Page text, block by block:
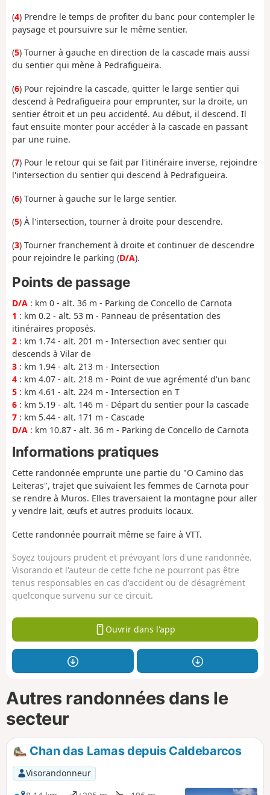
(4) Prendre le temps de profiter du banc pour contempler le
paysage et poursuivre sur le même sentier.
(5) Tourner à gauche en direction de la cascade mais aussi
du sentier qui mène à Pedrafigueira.
(6) Pour rejoindre la cascade, quitter le large sentier qui
descend à Pedrafigueira pour emprunter, sur la droite, un
sentier étroit et un peu accidenté. Au début, il descend. Il
faut ensuite monter pour accéder à la cascade en passant
par une ruine.
(7) Pour le retour qui se fait par l'itinéraire inverse, rejoindre
l'intersection du sentier qui descend à Pedrafigueira.
(6) Tourner à gauche sur le large sentier.
(5) À l'intersection, tourner à droite pour descendre.
(3) Tourner franchement à droite et continuer de descendre
pour rejoindre le parking (D/A).
Points de passage
D/A : km 0 - alt. 36 m - Parking de Concello de Carnota
1 : km 0.2 - alt. 53 m - Panneau de présentation des
itinéraires proposés.
2 : km 1.74 - alt. 201 m - Intersection avec sentier qui
descends à Vilar de
3 : km 1.94 - alt. 213 m - Intersection
4 : km 4.07 - alt. 218 m - Point de vue agrémenté d'un banc
5 : km 4.61 - alt. 224 m - Intersection en T
6 : km 5.19 - alt. 146 m - Départ du sentier pour la cascade
7 : km 5.44 - alt. 171 m - Cascade
D/A : km 10.87 - alt. 36 m - Parking de Concello de Carnota
Informations pratiques
Cette randonnée emprunte une partie du "O Camino das
Leiteras", trajet que suivaient les femmes de Carnota pour
se rendre à Muros. Elles traversaient la montagne pour aller
y vendre lait, œufs et autres produits locaux.
Cette randonnée pourrait même se faire à VTT.
Soyez toujours prudent et prévoyant lors d'une randonnée.
Visorando et l'auteur de cette fiche ne pourront pas être
tenus responsables en cas d'accident ou de désagrément
quelconque survenu sur ce circuit.
Ouvrir dans l'app
Autres randonnées dans le
secteur
Chan das Lamas depuis Caldebarcos
Visorandonneur